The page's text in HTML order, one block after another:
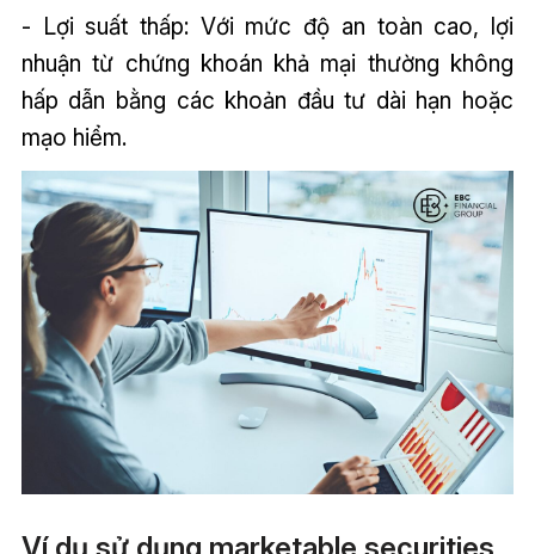
- Lợi suất thấp: Với mức độ an toàn cao, lợi
nhuận từ chứng khoán khả mại thường không
hấp dẫn bằng các khoản đầu tư dài hạn hoặc
mạo hiểm.